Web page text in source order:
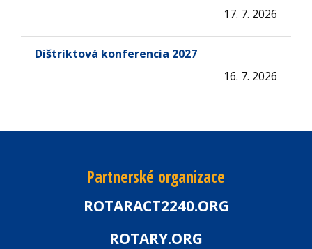
17. 7. 2026
Dištriktová konferencia 2027
16. 7. 2026
Partnerské organizace
ROTARACT2240.ORG
ROTARY.ORG